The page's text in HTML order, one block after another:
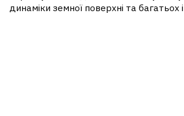
динаміки земної поверхні та багатьох